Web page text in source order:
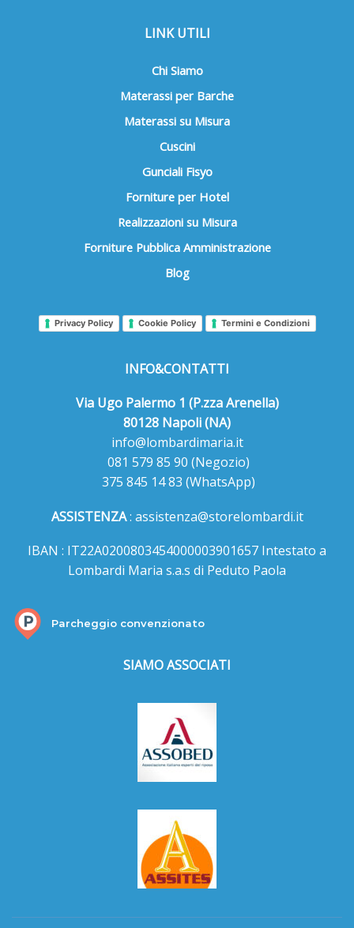
LINK UTILI
Chi Siamo
Materassi per Barche
Materassi su Misura
Cuscini
Gunciali Fisyo
Forniture per Hotel
Realizzazioni su Misura
Forniture Pubblica Amministrazione
Blog
Privacy Policy Cookie Policy Termini e Condizioni
INFO&CONTATTI
Via Ugo Palermo 1 (P.zza Arenella)
80128 Napoli (NA)
info@lombardimaria.it
081 579 85 90 (Negozio)
375 845 14 83 (WhatsApp)
ASSISTENZA: assistenza@storelombardi.it
IBAN : IT22A0200803454000003901657 Intestato a
Lombardi Maria s.a.s di Peduto Paola
Parcheggio convenzionato
SIAMO ASSOCIATI